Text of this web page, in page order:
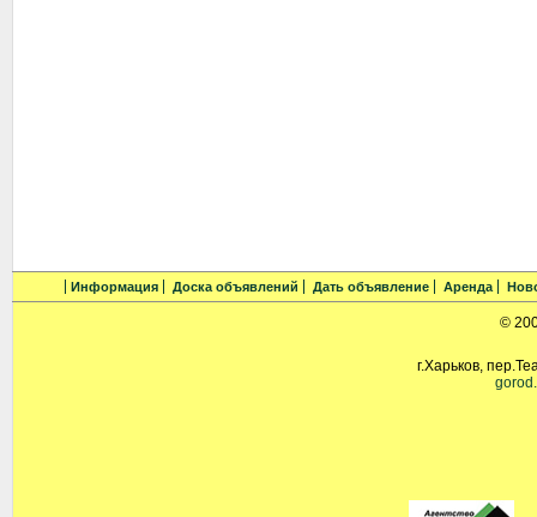
Информация Доска объявлений Дать объявление Аренда
©
г.Харьков,